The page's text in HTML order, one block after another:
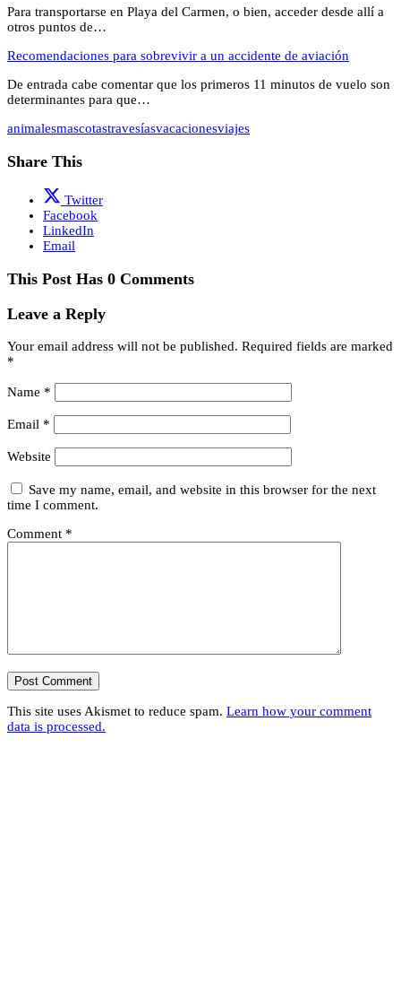
Para transportarse en Playa del Carmen, o bien, acceder desde allí a
otros puntos de…
Recomendaciones para sobrevivir a un accidente de aviación
De entrada cabe comentar que los primeros 11 minutos de vuelo son
determinantes para que…
animalesmascotastravesíasvacacionesviajes
Share This
Twitter
Facebook
LinkedIn
Email
This Post Has 0 Comments
Leave a Reply
Your email address will not be published. Required fields are marked
*
Name *
Email *
Website
Save my name, email, and website in this browser for the next
time I comment.
Comment *
This site uses Akismet to reduce spam. Learn how your comment
data is processed.